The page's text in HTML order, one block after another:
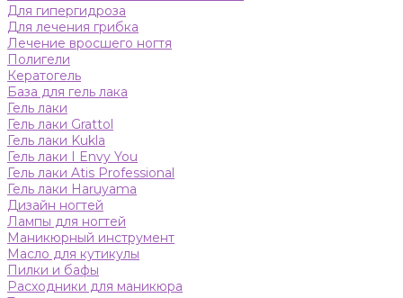
Для гипергидроза
Для лечения грибка
Лечение вросшего ногтя
Полигели
Кератогель
База для гель лака
Гель лаки
Гель лаки Grattol
Гель лаки Kukla
Гель лаки I Envy You
Гель лаки Atis Professional
Гель лаки Haruyama
Дизайн ногтей
Лампы для ногтей
Маникюрный инструмент
Масло для кутикулы
Пилки и бафы
Расходники для маникюра